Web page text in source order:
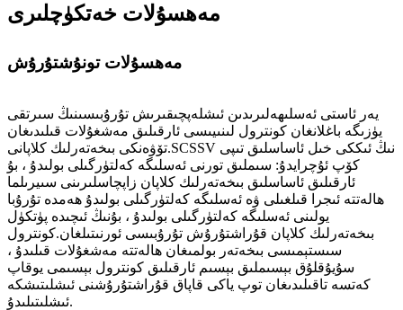
مەھسۇلات خەتكۈچلىرى
مەھسۇلات تونۇشتۇرۇش
يەر ئاستى ئەسلىھەلىرىدىن ئىشلەپچىقىرىش تۇرۇبىسىنىڭ سىرتقى
يۈزىگە باغلانغان كونترول لىنىيىسى ئارقىلىق مەشغۇلات قىلىدىغان
تۆۋەنكى بىخەتەرلىك كلاپانى.SCSSV نىڭ ئىككى خىل ئاساسلىق تىپى
كۆپ ئۇچرايدۇ: سىملىق تورنى ئەسلىگە كەلتۈرگىلى بولىدۇ ، بۇ
ئارقىلىق ئاساسلىق بىخەتەرلىك كلاپان زاپچاسلىرىنى سىيرىلما
ھالەتتە ئىجرا قىلغىلى ۋە ئەسلىگە كەلتۈرگىلى بولىدۇ ھەمدە تۇرۇبا
يولىنى ئەسلىگە كەلتۈرگىلى بولىدۇ ، بۇنىڭ ئىچىدە پۈتكۈل
بىخەتەرلىك كلاپان قۇراشتۇرۇش تۇرۇبىسى ئورنىتىلغان.كونترول
سىستېمىسى بىخەتەر بولمىغان ھالەتتە مەشغۇلات قىلىدۇ ،
سۇيۇقلۇق بېسىملىق بېسىم ئارقىلىق كونترول بېسىمى يوقاپ
كەتسە تاقىلىدىغان توپ ياكى قاپاق قۇراشتۇرۇشنى ئىشلىتىشكە
ئىشلىتىلىدۇ.